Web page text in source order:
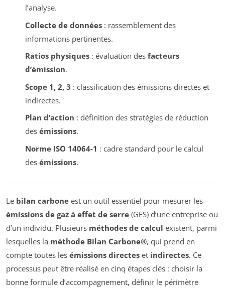
l’analyse.
Collecte de données: rassemblement des
informations pertinentes.
Ratios physiques: évaluation des facteurs
d’émission.
Scope 1, 2, 3 : classification des émissions directes et
indirectes.
Plan d’action : définition des stratégies de réduction
des émissions.
Norme ISO 14064-1 : cadre standard pour le calcul
des émissions.
Le bilan carbone est un outil essentiel pour mesurer les
émissions de gaz à effet de serre (GES) d’une entreprise ou
d’un individu. Plusieurs méthodes de calcul existent, parmi
lesquelles la méthode Bilan Carbone®, qui prend en
compte toutes les émissions directes et indirectes. Ce
processus peut être réalisé en cinq étapes clés : choisir la
bonne formule d’accompagnement, définir le périmètre